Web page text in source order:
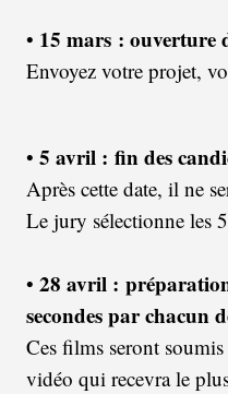
• 15 mars : ouverture
Envoyez votre projet,
• 5 avril : fin des
Après cette date, il ne
Le jury sélectionne les
• 28 avril :
secondes par chacun
Ces films seront
vidéo qui recevra le